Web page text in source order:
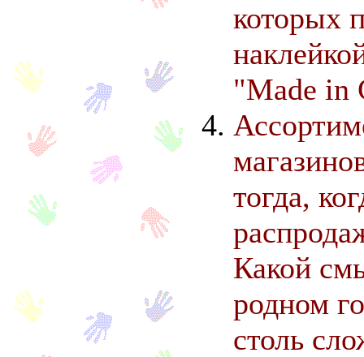
которых
"Made in
тогда,
Какой
родном
столь